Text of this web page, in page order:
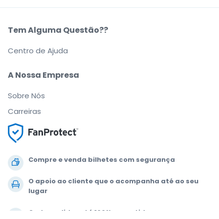
Compre e venda bilhetes com segurança
O apoio ao cliente que o acompanha até ao seu
lugar
Cada pedido está 100% garantido
A Nossa Empresa
Sobre Nós
Carreiras
Tem Alguma Questão??
Centro de Ajuda